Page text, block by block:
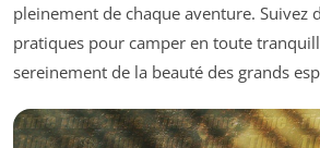
pleinement de chaque aventure. Suivez
pratiques pour camper en toute
sereinement de la beauté des grands